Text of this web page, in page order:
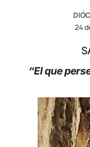
24
“El que